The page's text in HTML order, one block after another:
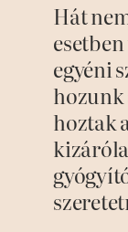
Hát
egyéni
hozunk
hoztak